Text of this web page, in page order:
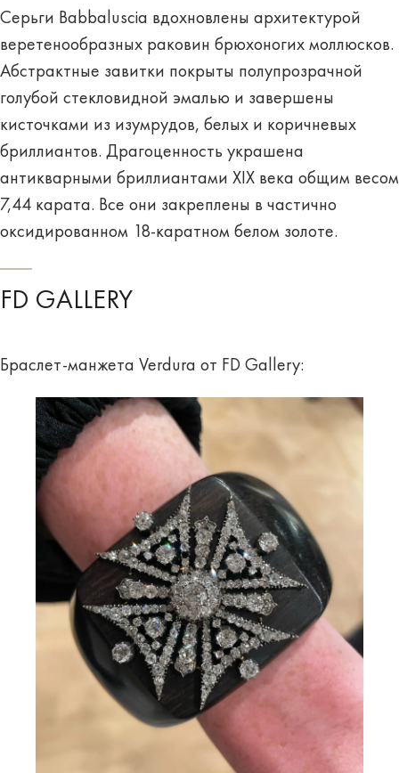
Серьги Babbaluscia вдохновлены архитектурой
веретенообразных раковин брюхоногих моллюсков.
Абстрактные завитки покрыты полупрозрачной
голубой стекловидной эмалью и завершены
кисточками из изумрудов, белых и коричневых
бриллиантов. Драгоценность украшена
антикварными бриллиантами XIX века общим весом
7,44 карата. Все они закреплены в частично
оксидированном 18-каратном белом золоте.
FD GALLERY
Браслет-манжета Verdura от FD Gallery: